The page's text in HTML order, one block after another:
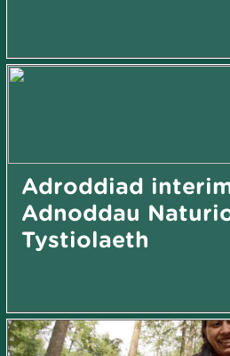
Adroddiad
Adnoddau
Tystiolaeth